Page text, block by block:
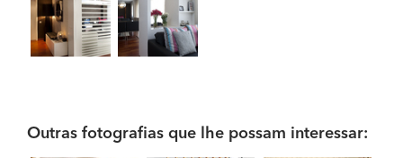
Outras fotografias que lhe possam interessar: